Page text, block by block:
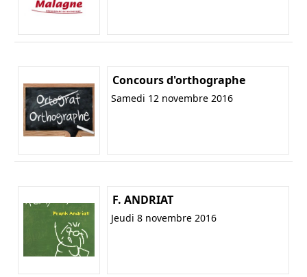
Concours d'orthographe
Samedi 12 novembre 2016
F. ANDRIAT
Jeudi 8 novembre 2016